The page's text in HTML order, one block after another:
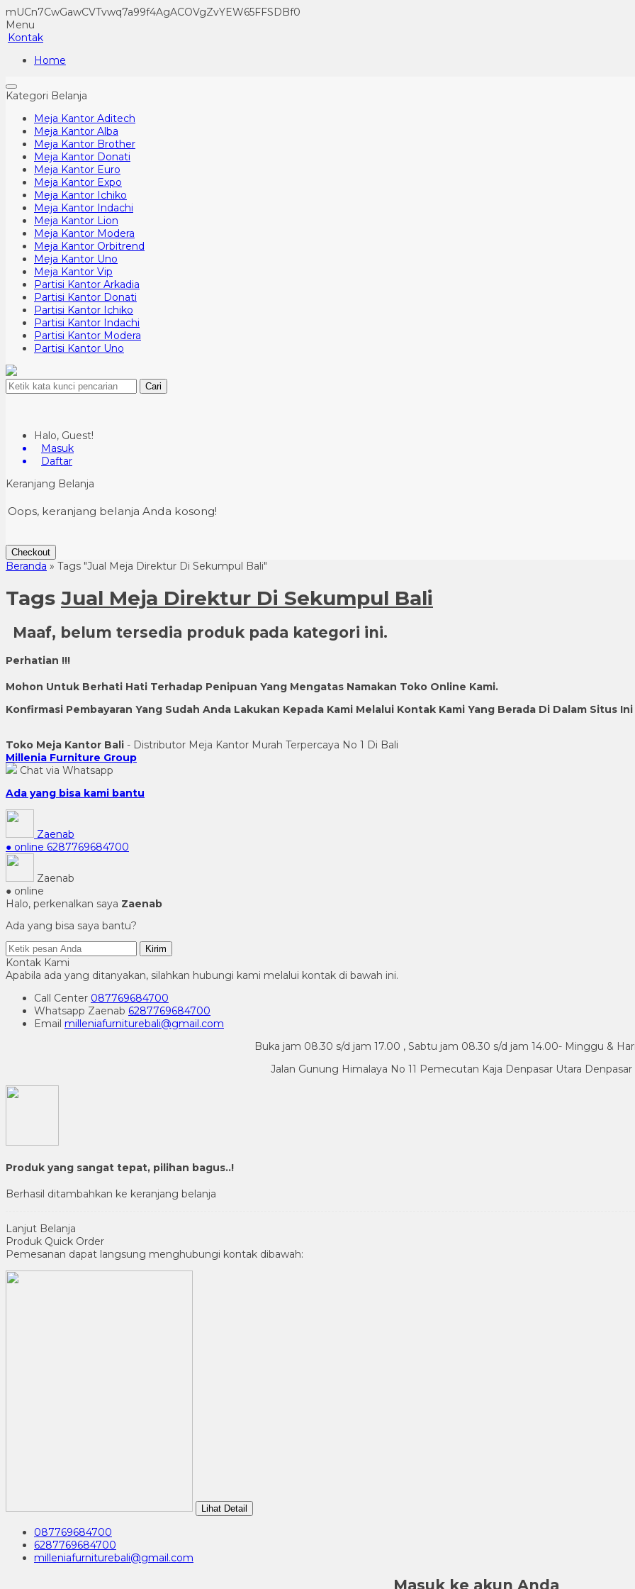
mUCn7CwGawCVTvwq7a99f4AgACOVgZvYEW65FFSDBf0
Menu
Kontak
Home
Kategori Belanja
Meja Kantor Aditech
Meja Kantor Alba
Meja Kantor Brother
Meja Kantor Donati
Meja Kantor Euro
Meja Kantor Expo
Meja Kantor Ichiko
Meja Kantor Indachi
Meja Kantor Lion
Meja Kantor Modera
Meja Kantor Orbitrend
Meja Kantor Uno
Meja Kantor Vip
Partisi Kantor Arkadia
Partisi Kantor Donati
Partisi Kantor Ichiko
Partisi Kantor Indachi
Partisi Kantor Modera
Partisi Kantor Uno
Cari
Halo, Guest!
Masuk
Daftar
Keranjang Belanja
Oops, keranjang belanja Anda kosong!
Checkout
Beranda » Tags "Jual Meja Direktur Di Sekumpul Bali"
Tags Jual Meja Direktur Di Sekumpul Bali
Maaf, belum tersedia produk pada kategori ini.
Perhatian !!!
Mohon Untuk Berhati Hati Terhadap Penipuan Yang Mengatas Namakan Toko Online Kami.
Konfirmasi Pembayaran Yang Sudah Anda Lakukan Kepada Kami Melalui Kontak Kami Yang Berada Di Dalam Situs Ini
Toko Meja Kantor Bali - Distributor Meja Kantor Murah Terpercaya No 1 Di Bali
Millenia Furniture Group
Chat via Whatsapp
Ada yang bisa kami bantu
Zaenab
● online 6287769684700
Zaenab
● online
Halo, perkenalkan saya Zaenab
Ada yang bisa saya bantu?
Kirim
Kontak Kami
Apabila ada yang ditanyakan, silahkan hubungi kami melalui kontak di bawah ini.
Call Center 087769684700
Whatsapp Zaenab 6287769684700
Email milleniafurniturebali@gmail.com
Buka jam 08.30 s/d jam 17.00 , Sabtu jam 08.30 s/d jam 14.00- Minggu &
Jalan Gunung Himalaya No 11 Pemecutan Kaja Denpasar Utara Denpasar
Produk yang sangat tepat, pilihan bagus..!
Berhasil ditambahkan ke keranjang belanja
Lanjut Belanja
Produk Quick Order
Pemesanan dapat langsung menghubungi kontak dibawah:
Lihat Detail
087769684700
6287769684700
milleniafurniturebali@gmail.com
Masuk ke akun Anda